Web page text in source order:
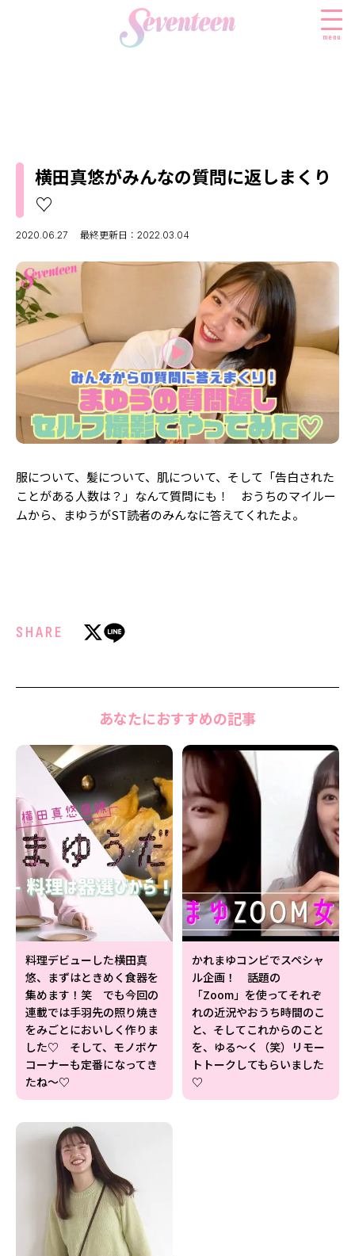
menu
FASHION
ファッションニュース
モデル私服
着回し
着痩せ
BEAUTY
トレンドメイク
ベストコスメ
ヘアアレンジ・ヘアケア
スキンケア
ボディケア
SCHOOL
制服コーデ
学校ヘアメイク
勉強・受験・進路
ENTERTAINMENT
エンタメニュース
なにわ男子
K-POP
LIFESTYLE
ライフスタイルニュース
JKランキング・アワード
モデルの購入品
おでかけ
お悩み相談
JK TREND
JKトレンドニュース
MODELS
MODEL'S BLOG
TikTok
YouTube
FORTUNE
INFORMATION
Follow us
ST member
新規会員登録・ログイン
横田真悠がみんなの質問に返しまくり
♡
2020.06.27 最終更新日：2022.03.04
服について、髪について、肌について、そして「告白された
ことがある人数は？」なんて質問にも！ おうちのマイルー
ムから、まゆうがST読者のみんなに答えてくれたよ。
SHARE
あなたにおすすめの記事
料理デビューした横田真
悠、まずはときめく食器を
集めます！笑 でも今回の
連載では手羽先の照り焼き
をみごとにおいしく作りま
した♡ そして、モノボケ
コーナーも定番になってき
たね〜♡
かれまゆコンビでスペシャ
ル企画！ 話題の
「Zoom」を使ってそれぞ
れの近況やおうち時間のこ
と、そしてこれからのこと
を、ゆる〜く（笑）リモー
トトークしてもらいました
♡